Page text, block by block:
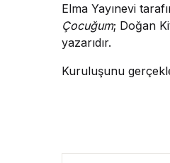
Elma Yayınevi
Çocuğum; Doğan
yazarıdır.
Kuruluşunu